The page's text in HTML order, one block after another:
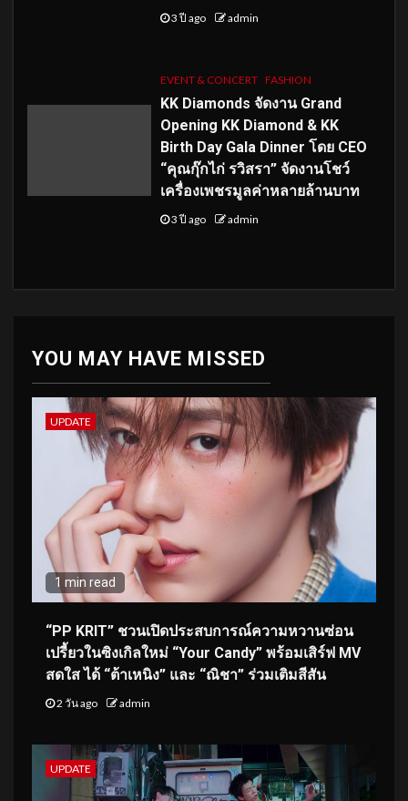
3 ปี ago admin
EVENT & CONCERT FASHION
KK Diamonds จัดงาน Grand
Opening KK Diamond & KK
Birth Day Gala Dinner โดย CEO
“คุณกุ๊กไก่ รวิสรา” จัดงานโชว์
เครื่องเพชรมูลค่าหลายล้านบาท
3 ปี ago admin
YOU MAY HAVE MISSED
UPDATE
1 min read
“PP KRIT” ชวนเปิดประสบการณ์ความหวานซ่อน
เปรี้ยวในซิงเกิลใหม่ “Your Candy” พร้อมเสิร์ฟ MV
สดใส ได้ “ต้าเหนิง” และ “ณิชา” ร่วมเติมสีสัน
2 วัน ago admin
UPDATE